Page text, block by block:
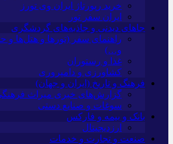
خرید رپورتاژ ایران وی تورز
ایران سفر تور
جاهای دیدنی و جاذبه‌های گردشگری
راهنمای سفر (تورها و هتل‌ها
و…)
غذا و رستوران
کشاورزی و دامپروری
فرهنگ و تاریخ (ایران و جهان)
گزارش‌های خبری میراث
سوغات و صنایع دستی
بانک و بیمه و فارکس
ارزدیجیتال
صنعت و تجارت و خدمات